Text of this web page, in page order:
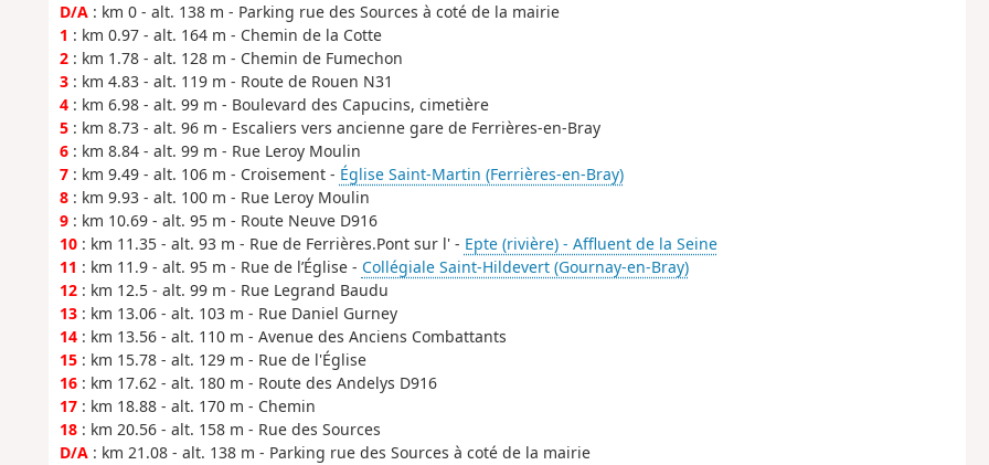
D/A: km 0 - alt. 138 m - Parking rue des Sources à coté de la mairie
1 : km 0.97 - alt. 164 m - Chemin de la Cotte
2: km 1.78 - alt. 128 m - Chemin de Fumechon
3: km 4.83 - alt. 119 m - Route de Rouen N31
4: km 6.98 - alt. 99 m - Boulevard des Capucins, cimetière
5: km 8.73 - alt. 96 m - Escaliers vers ancienne gare de Ferrières-en-Bray
6: km 8.84 - alt. 99 m - Rue Leroy Moulin
7: km 9.49 - alt. 106 m - Croisement - Église Saint-Martin (Ferrières-en-Bray)
8: km 9.93 - alt. 100 m - Rue Leroy Moulin
9: km 10.69 - alt. 95 m - Route Neuve D916
10: km 11.35 - alt. 93 m - Rue de Ferrières.Pont sur l' - Epte (rivière) - Affluent de la Seine
11 : km 11.9 - alt. 95 m - Rue de l’Église - Collégiale Saint-Hildevert (Gournay-en-Bray)
12: km 12.5 - alt. 99 m - Rue Legrand Baudu
13: km 13.06 - alt. 103 m - Rue Daniel Gurney
14: km 13.56 - alt. 110 m - Avenue des Anciens Combattants
15: km 15.78 - alt. 129 m - Rue de l'Église
16: km 17.62 - alt. 180 m - Route des Andelys D916
17: km 18.88 - alt. 170 m - Chemin
18: km 20.56 - alt. 158 m - Rue des Sources
D/A: km 21.08 - alt. 138 m - Parking rue des Sources à coté de la mairie